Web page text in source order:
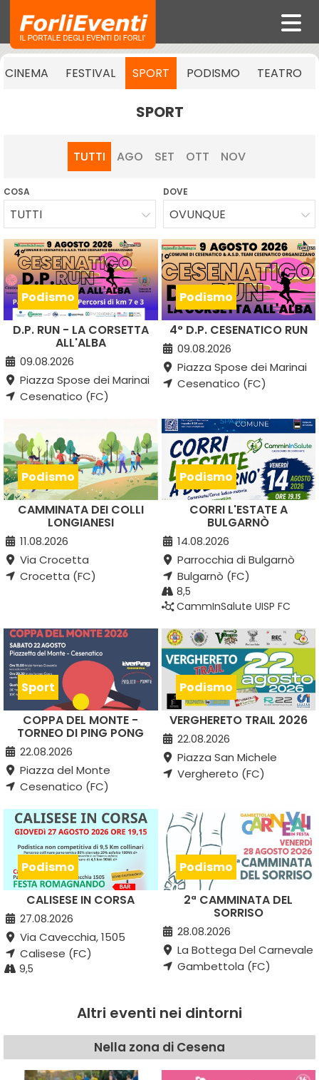
CINEMA FESTIVAL SPORT PODISMO TEATRO
SPORT
TUTTI AGO SET OTT NOV
COSA
TUTTI
DOVE
OVUNQUE
Podismo
D.P. RUN - LA CORSETTA
ALL'ALBA
09.08.2026
Piazza Spose dei Marinai
Cesenatico (FC)
Podismo
4° D.P. CESENATICO RUN
09.08.2026
Piazza Spose dei Marinai
Cesenatico (FC)
Podismo
CAMMINATA DEI COLLI
LONGIANESI
11.08.2026
Via Crocetta
Crocetta (FC)
Podismo
CORRI L'ESTATE A
BULGARNÒ
14.08.2026
Parrocchia di Bulgarnò
Bulgarnò (FC)
8,5
CammInSalute UISP FC
Sport
COPPA DEL MONTE -
TORNEO DI PING PONG
22.08.2026
Piazza del Monte
Cesenatico (FC)
Podismo
VERGHERETO TRAIL 2026
22.08.2026
Piazza San Michele
Verghereto (FC)
Podismo
CALISESE IN CORSA
27.08.2026
Via Cavecchia, 1505
Calisese (FC)
9,5
Podismo
2ª CAMMINATA DEL
SORRISO
28.08.2026
La Bottega Del Carnevale
Gambettola (FC)
Altri eventi nei dintorni
Nella zona di Cesena